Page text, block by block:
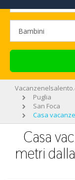
Puglia
San Foca
Casa
Casa
metri